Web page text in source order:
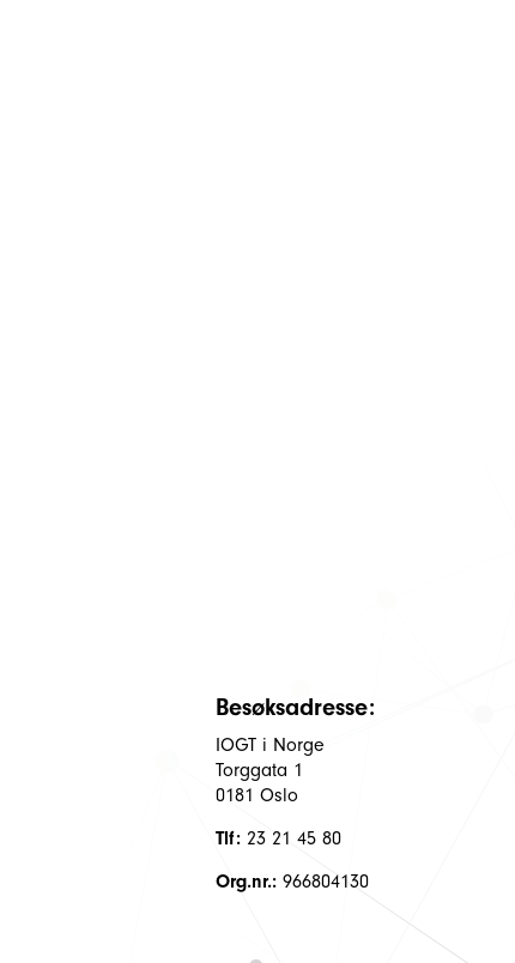
Besøksadresse:
IOGT i Norge
Torggata 1
0181 Oslo
Tlf: 23 21 45 80
Org.nr.: 966804130